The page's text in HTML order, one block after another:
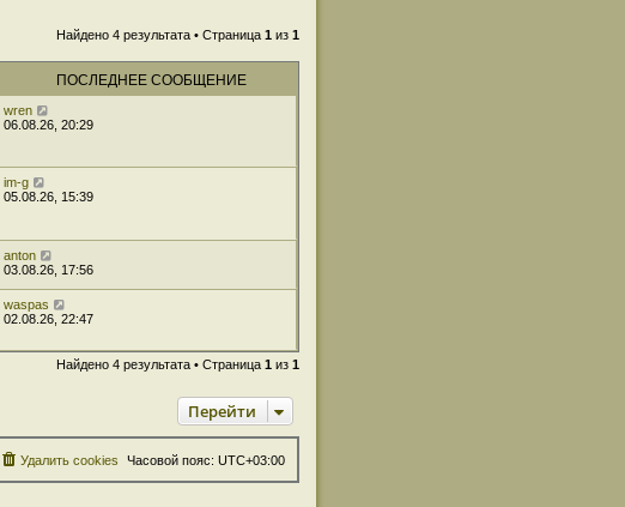
Найдено 4 результата • Страница 1 из 1
ПОСЛЕДНЕЕ СООБЩЕНИЕ
wren
06.08.26, 20:29
im-g
05.08.26, 15:39
anton
03.08.26, 17:56
waspas
02.08.26, 22:47
Найдено 4 результата • Страница 1 из 1
Перейти
Часовой пояс: UTC+03:00
Удалить cookies